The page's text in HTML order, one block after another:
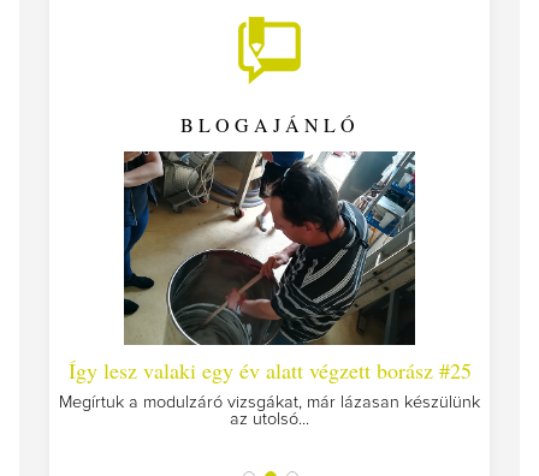
BLOGAJÁNLÓ
Így lesz valaki egy év alatt végzett borász #25
Megírtuk a modulzáró vizsgákat, már lázasan készülünk
az utolsó...